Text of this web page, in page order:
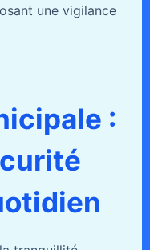
une vigilance
: